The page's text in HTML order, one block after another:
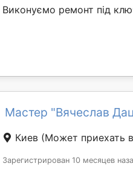
Виконуємо ремонт під
Мастер "Вячеслав
Киев (Может приехать
Зарегистрирован 10 месяцев